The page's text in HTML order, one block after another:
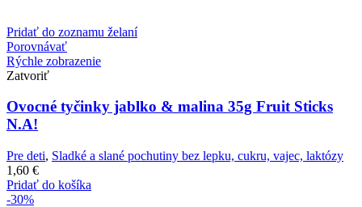
Pridať do zoznamu želaní
Porovnávať
Rýchle zobrazenie
Zatvoriť
Ovocné tyčinky jablko & malina 35g Fruit Sticks
N.A!
Pre deti, Sladké a slané pochutiny bez lepku, cukru, vajec, laktózy
1,60 €
Pridať do košíka
-30%